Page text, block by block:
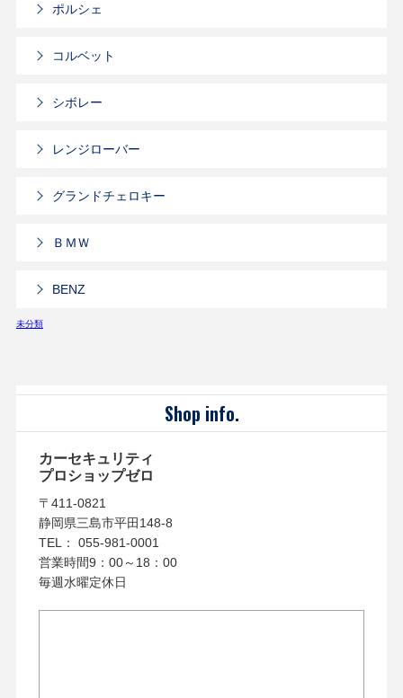
ポルシェ
コルベット
シボレー
レンジローバー
グランドチェロキー
ＢＭＷ
BENZ
未分類
Shop info.
カーセキュリティ
プロショップゼロ
〒411-0821
静岡県三島市平田148-8
TEL： 055-981-0001
営業時間9：00～18：00
毎週水曜定休日